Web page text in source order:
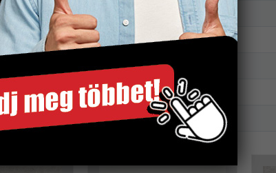
csomag
30×30 cm
Padlólap
18.36 m2